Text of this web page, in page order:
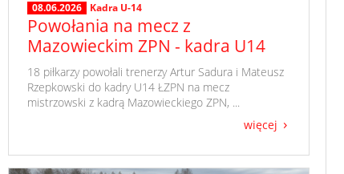
08.06.2026 Kadra U-14
Powołania na mecz z
Mazowieckim ZPN - kadra U14
​ 18 piłkarzy powołali trenerzy Artur Sadura i Mateusz
Rzepkowski do kadry U14 ŁZPN na mecz
mistrzowski z kadrą Mazowieckiego ZPN, ...
więcej